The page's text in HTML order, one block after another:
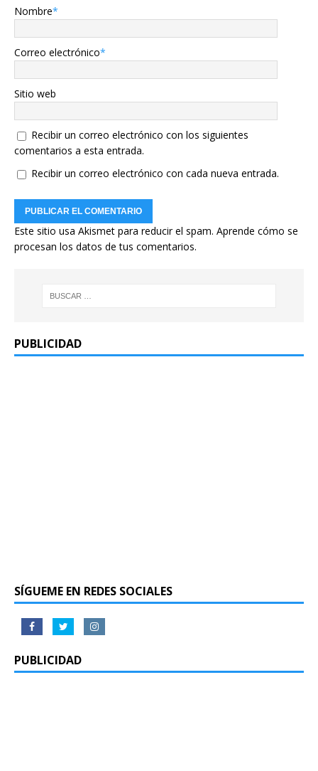
Nombre*
Correo electrónico*
Sitio web
Recibir un correo electrónico con los siguientes
comentarios a esta entrada.
Recibir un correo electrónico con cada nueva entrada.
Este sitio usa Akismet para reducir el spam. Aprende cómo se
procesan los datos de tus comentarios.
PUBLICIDAD
SÍGUEME EN REDES SOCIALES
PUBLICIDAD